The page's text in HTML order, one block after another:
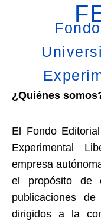
¿Quiénes
El Fondo
Experimental
empresa
el propósito de
publicaciones
dirigidos a la